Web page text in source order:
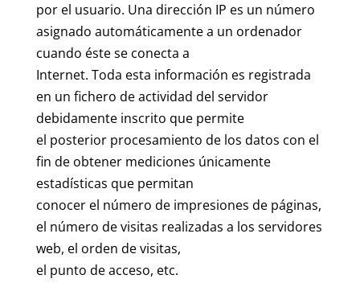
por el usuario. Una dirección IP es un número
asignado automáticamente a un ordenador
cuando éste se conecta a
Internet. Toda esta información es registrada
en un fichero de actividad del servidor
debidamente inscrito que permite
el posterior procesamiento de los datos con el
fin de obtener mediciones únicamente
estadísticas que permitan
conocer el número de impresiones de páginas,
el número de visitas realizadas a los servidores
web, el orden de visitas,
el punto de acceso, etc.